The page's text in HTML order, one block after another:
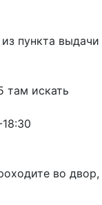
пункта выдачи
там искать
во двор,